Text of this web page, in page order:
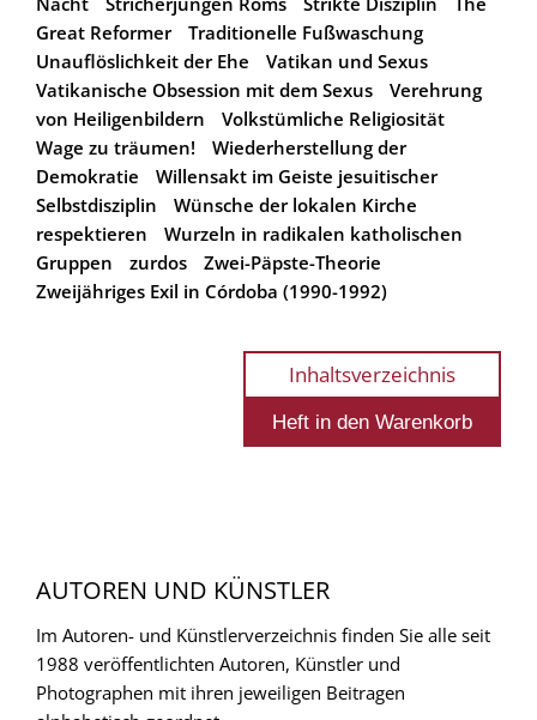
Great Reformer
Traditionelle Fußwaschung
Unauflöslichkeit der Ehe
Vatikan und Sexus
Vatikanische Obsession mit dem Sexus
Verehrung
von Heiligenbildern
Volkstümliche Religiosität
Wage zu träumen!
Wiederherstellung der
Demokratie
Willensakt im Geiste jesuitischer
Selbstdisziplin
Wünsche der lokalen Kirche
respektieren
Wurzeln in radikalen katholischen
Gruppen
zurdos
Zwei-Päpste-Theorie
Zweijähriges Exil in Córdoba (1990-1992)
Inhaltsverzeichnis
AUTOREN UND KÜNSTLER
Im Autoren- und Künstlerverzeichnis finden Sie alle seit
1988 veröffentlichten Autoren, Künstler und
Photographen mit ihren jeweiligen Beitragen